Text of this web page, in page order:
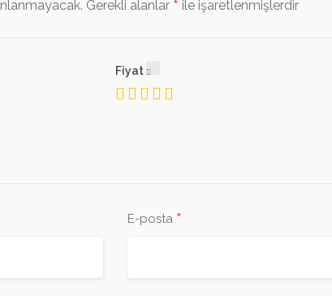
Gerekli alanlar * ile işaretlenmişlerdir
Fiyat
E-posta *